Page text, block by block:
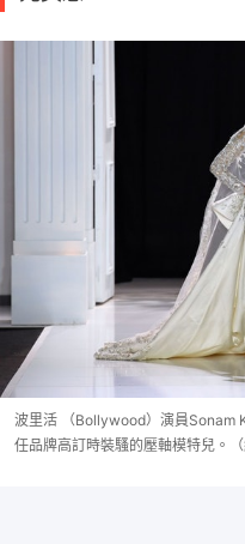
波里活 （Bollywood）演員Sonam
任品牌高訂時裝騷的壓軸模特兒。（